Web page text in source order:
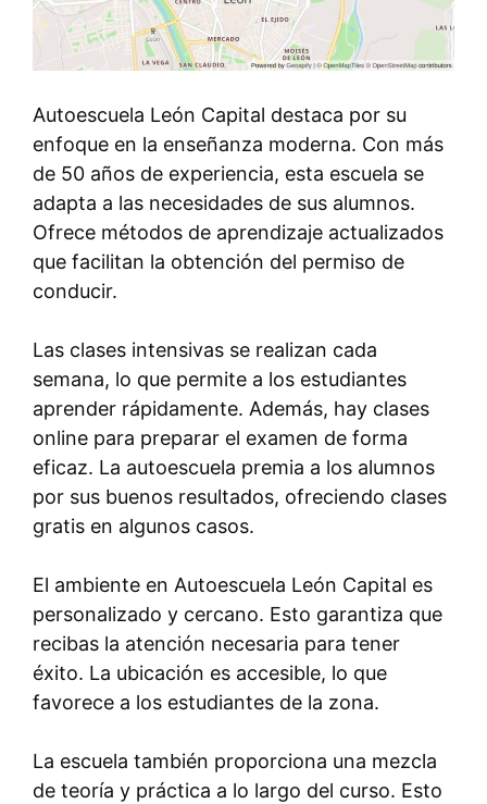
Autoescuela León Capital destaca por su
enfoque en la enseñanza moderna. Con más
de 50 años de experiencia, esta escuela se
adapta a las necesidades de sus alumnos.
Ofrece métodos de aprendizaje actualizados
que facilitan la obtención del permiso de
conducir.
Las clases intensivas se realizan cada
semana, lo que permite a los estudiantes
aprender rápidamente. Además, hay clases
online para preparar el examen de forma
eficaz. La autoescuela premia a los alumnos
por sus buenos resultados, ofreciendo clases
gratis en algunos casos.
El ambiente en Autoescuela León Capital es
personalizado y cercano. Esto garantiza que
recibas la atención necesaria para tener
éxito. La ubicación es accesible, lo que
favorece a los estudiantes de la zona.
La escuela también proporciona una mezcla
de teoría y práctica a lo largo del curso. Esto